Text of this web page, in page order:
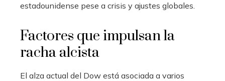
estadounidense pese a crisis y ajustes globales.
Factores que impulsan la
racha alcista
El alza actual del Dow está asociada a varios